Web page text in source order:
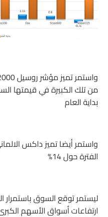
بداية العام
واستمر أيضا تميز داكس
الفترة حول 14%
ليستمر توقع السوق باستمرار
ارتفاعات أسواق الأسهم